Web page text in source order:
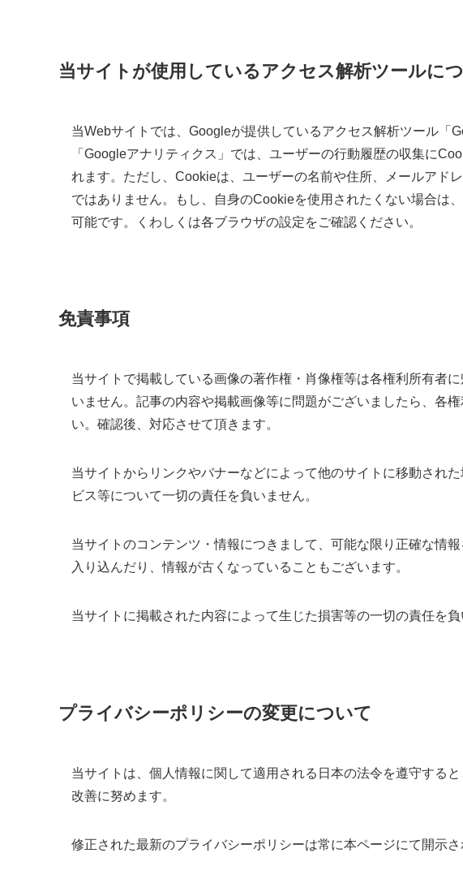
当サイトが使用しているアクセス解析ツールに
当Webサイトでは、Googleが提供しているアクセス解析ツール「
「Googleアナリティクス」では、ユーザーの行動履歴の収集に
れます。ただし、Cookieは、ユーザーの名前や住所、メールアド
ではありません。もし、自身のCookieを使用されたくない場合は
可能です。くわしくは各ブラウザの設定をご確認ください。
免責事項
当サイトで掲載している画像の著作権・肖像権等は各権利所有者
いません。記事の内容や掲載画像等に問題がございましたら、各
い。確認後、対応させて頂きます。
当サイトからリンクやバナーなどによって他のサイトに移動され
ビス等について一切の責任を負いません。
当サイトのコンテンツ・情報につきまして、可能な限り正確な情
入り込んだり、情報が古くなっていることもございます。
当サイトに掲載された内容によって生じた損害等の一切の責任を負
プライバシーポリシーの変更について
当サイトは、個人情報に関して適用される日本の法令を遵守する
改善に努めます。
修正された最新のプライバシーポリシーは常に本ページにて開示さ